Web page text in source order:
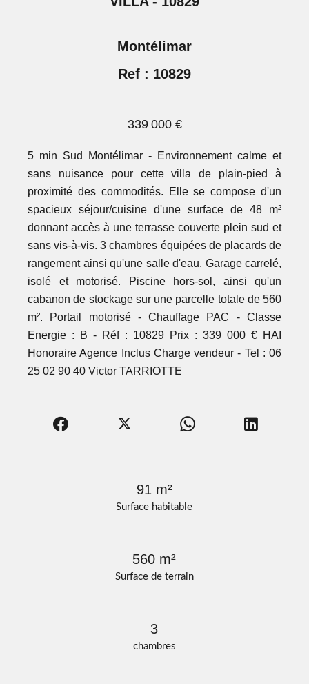
Surface habitable
91 m²
Surface de terrain
560 m²
chambres
3
Montélimar
Ref : 10829
339 000 €
5 min Sud Montélimar - Environnement calme et
sans nuisance pour cette villa de plain-pied à
proximité des commodités. Elle se compose d'un
spacieux séjour/cuisine d'une surface de 48 m²
donnant accès à une terrasse couverte plein sud et
sans vis-à-vis. 3 chambres équipées de placards de
rangement ainsi qu'une salle d'eau. Garage carrelé,
isolé et motorisé. Piscine hors-sol, ainsi qu'un
cabanon de stockage sur une parcelle totale de 560
m². Portail motorisé - Chauffage PAC - Classe
Energie : B - Réf : 10829 Prix : 339 000 € HAI
Honoraire Agence Inclus Charge vendeur - Tel : 06
25 02 90 40 Victor TARRIOTTE